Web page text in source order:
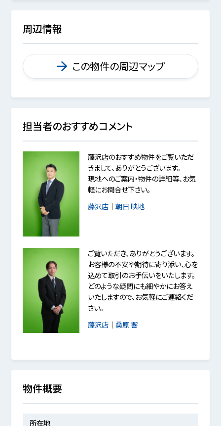
周辺情報
この物件の周辺マップ
担当者のおすすめコメント
藤沢店のおすすめ物件をご覧いただ
きまして、ありがとうございます。
現地へのご案内・物件の詳細等、お気
軽にお問合せ下さい。
藤沢店｜ 朝日 映地
ご覧いただき、ありがとうございます。
お客様の不安や期待に寄り添い、心を
込めて取引のお手伝いをいたします。
どのような疑問にも細やかにお答え
いたしますので、お気軽にご連絡くだ
さい。
藤沢店｜ 桑原 響
物件概要
所在地